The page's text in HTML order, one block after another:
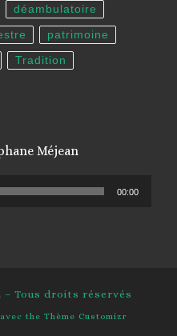
déambulatoire
patrimoine
Tradition
Méjean
00:00
– Tous droits réservés
the Thème Customizr